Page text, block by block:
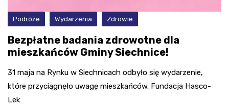
Podróże Wydarzenia Zdrowie
Bezpłatne badania zdrowotne dla
mieszkańców Gminy Siechnice!
31 maja na Rynku w Siechnicach odbyło się wydarzenie,
które przyciągnęło uwagę mieszkańców. Fundacja Hasco-
Lek